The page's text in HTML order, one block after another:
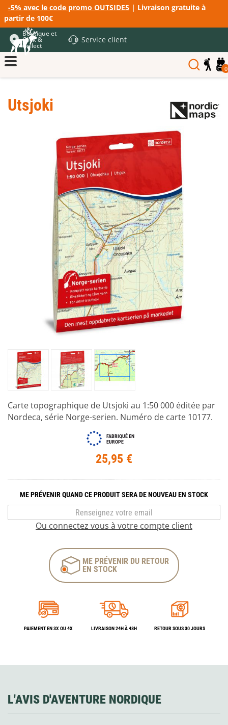
-5% avec le code promo OUTSIDE5 | Livraison gratuite à
partir de 100€
Boutique et
Click &
Collect
Service client
0
Utsjoki
Carte topographique de Utsjoki au 1:50 000 éditée par
Nordeca, série Norge-serien. Numéro de carte 10177.
FABRIQUÉ EN
EUROPE
25,95 €
ME PRÉVENIR QUAND CE PRODUIT SERA DE NOUVEAU EN STOCK
Ou connectez vous à votre compte client
ME PRÉVENIR DU RETOUR
EN STOCK
PAIEMENT EN 3X OU 4X LIVRAISON 24H À 48H RETOUR SOUS 30 JOURS
L'AVIS D'AVENTURE NORDIQUE